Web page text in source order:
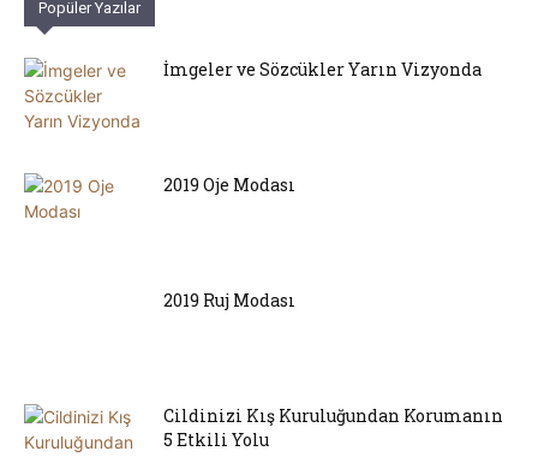
Popüler Yazılar
İmgeler ve Sözcükler Yarın Vizyonda
2019 Oje Modası
2019 Ruj Modası
Cildinizi Kış Kuruluğundan Korumanın
5 Etkili Yolu